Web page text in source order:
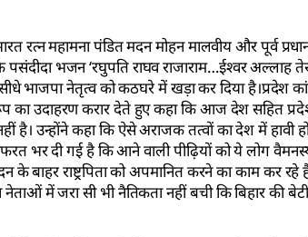
रत्न महामना पंडित मदन मोहन मालवीय और पूर्व
भजन ‘रघुपति राघव राजाराम…ईश्वर अल्लाह
भाजपा नेतृत्व को कठघरे में खड़ा कर दिया है।प्रदेश
का उदाहरण करार देते हुए कहा कि आज देश सहित
है। उन्होंने कहा कि ऐसे अराजक तत्वों का देश में हावी
भर दी गई है कि आने वाली पीढ़ियों को ये लोग
राष्ट्रपिता को अपमानित करने का काम कर रहे
में जरा सी भी नैतिकता नहीं बची कि बिहार की